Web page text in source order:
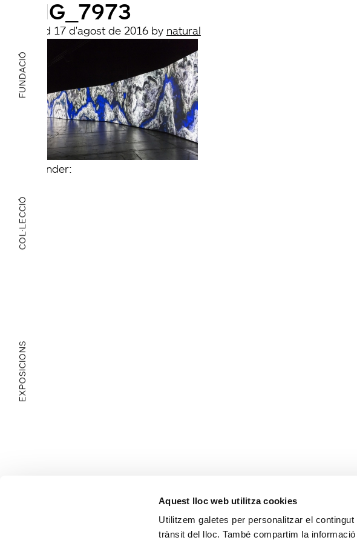
Aquest lloc web utilitza cookies
Utilitzem galetes per personalitzar el
trànsit del lloc. També compartim la
FUNDACIÓ
COL·LECCIÓ
EXPOSICIONS
_MG_7973
Posted 17 d'agost de 2016 by natural
filed under: